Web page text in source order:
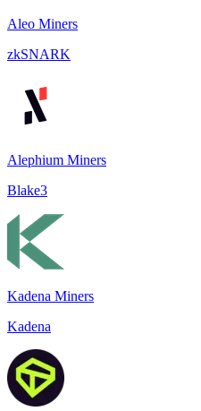
Aleo Miners
zkSNARK
Alephium Miners
Blake3
Kadena Miners
Kadena